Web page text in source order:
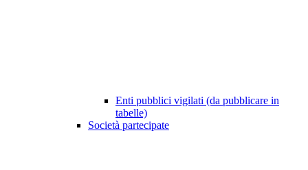
Enti pubblici vigilati (da pubblicare in
tabelle)
Società partecipate